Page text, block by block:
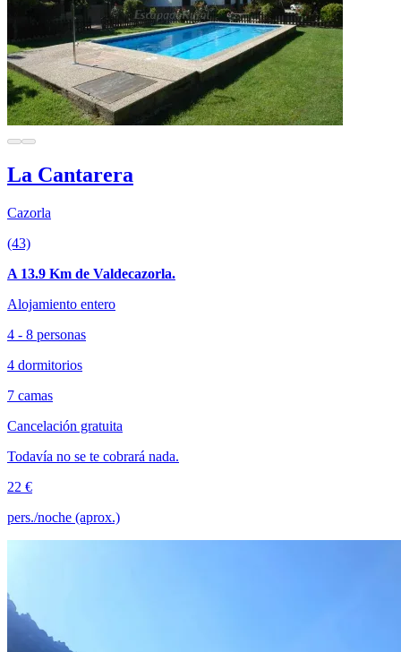
La Cantarera
Cazorla
(43)
A 13.9 Km de Valdecazorla.
Alojamiento entero
4 - 8 personas
4 dormitorios
7 camas
Cancelación gratuita
Todavía no se te cobrará nada.
22 €
pers./noche (aprox.)